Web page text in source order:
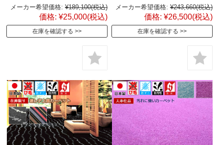
メーカー希望価格: ¥189,100(税込)
価格: ¥25,000(税込)
在庫を確認する
メーカー希望価格: ¥243,660(税込)
価格: ¥26,500(税込)
在庫を確認する